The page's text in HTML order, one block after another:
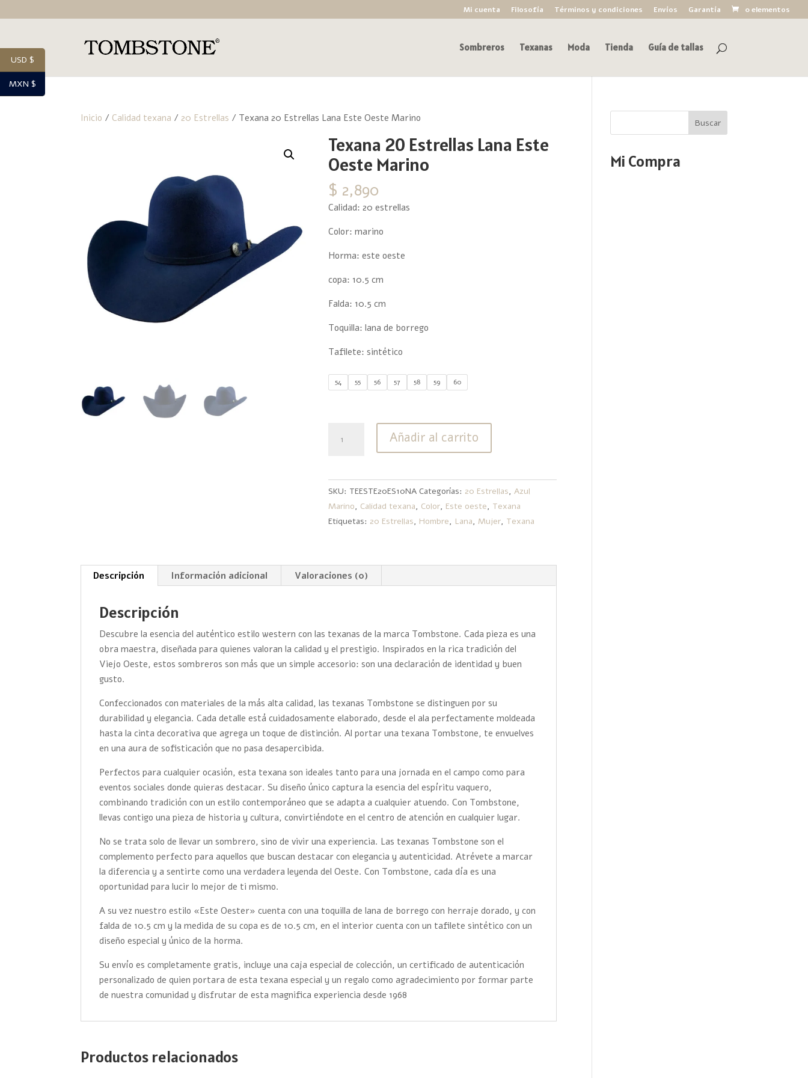
Mi cuenta Filosofía Términos y condiciones Envíos Garantía 0 elementos
Sombreros Texanas Moda Tienda Guía de tallas
Inicio / Calidad texana / 20 Estrellas / Texana 20 Estrellas Lana Este Oeste Marino
Texana 20 Estrellas Lana Este
Oeste Marino
$ 2,890
Calidad: 20 estrellas
Color: marino
Horma: este oeste
copa: 10.5 cm
Falda: 10.5 cm
Toquilla: lana de borrego
Tafilete: sintético
54 55 56 57 58 59 60
Este
Oeste
Marino
Añadir al carrito
SKU: TEESTE20ES10NA Categorías: 20 Estrellas,Azul
Marino, Calidad texana, Color, Este oeste, Texana
Etiquetas: 20 Estrellas, Hombre, Lana,Mujer, Texana
Descripción Información adicional Valoraciones (0)
Descripción
Descubre la esencia del auténtico estilo western con las texanas de la marca Tombstone. Cada pieza es una
obra maestra, diseñada para quienes valoran la calidad y el prestigio. Inspirados en la rica tradición del
Viejo Oeste, estos sombreros son más que un simple accesorio: son una declaración de identidad y buen
gusto.
Confeccionados con materiales de la más alta calidad, las texanas Tombstone se distinguen por su
durabilidad y elegancia. Cada detalle está cuidadosamente elaborado, desde el ala perfectamente moldeada
hasta la cinta decorativa que agrega un toque de distinción. Al portar una texana Tombstone, te envuelves
en una aura de sofisticación que no pasa desapercibida.
Perfectos para cualquier ocasión, esta texana son ideales tanto para una jornada en el campo como para
eventos sociales donde quieras destacar. Su diseño único captura la esencia del espíritu vaquero,
combinando tradición con un estilo contemporáneo que se adapta a cualquier atuendo. Con Tombstone,
llevas contigo una pieza de historia y cultura, convirtiéndote en el centro de atención en cualquier lugar.
No se trata solo de llevar un sombrero, sino de vivir una experiencia. Las texanas Tombstone son el
complemento perfecto para aquellos que buscan destacar con elegancia y autenticidad. Atrévete a marcar
la diferencia y a sentirte como una verdadera leyenda del Oeste. Con Tombstone, cada día es una
oportunidad para lucir lo mejor de ti mismo.
A su vez nuestro estilo «Este Oester» cuenta con una toquilla de lana de borrego con herraje dorado, y con
falda de 10.5 cm y la medida de su copa es de 10.5 cm, en el interior cuenta con un tafilete sintético con un
diseño especial y único de la horma.
Su envío es completamente gratis, incluye una caja especial de colección, un certificado de autenticación
personalizado de quien portara de esta texana especial y un regalo como agradecimiento por formar parte
de nuestra comunidad y disfrutar de esta magnifica experiencia desde 1968
Productos relacionados
Buscar
Mi Compra
USD $
MXN $